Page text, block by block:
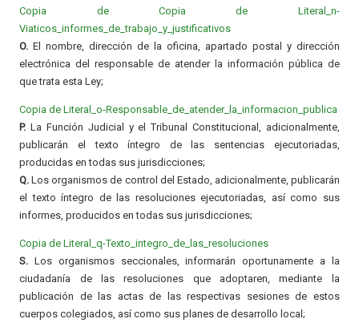
Copia de Copia de Literal_n-
Viaticos_informes_de_trabajo_y_justificativos
O. El nombre, dirección de la oficina, apartado postal y dirección
electrónica del responsable de atender la información pública de
que trata esta Ley;
Copia de Literal_o-Responsable_de_atender_la_informacion_publica
P. La Función Judicial y el Tribunal Constitucional, adicionalmente,
publicarán el texto íntegro de las sentencias ejecutoriadas,
producidas en todas sus jurisdicciones;
Q. Los organismos de control del Estado, adicionalmente, publicarán
el texto íntegro de las resoluciones ejecutoriadas, así como sus
informes, producidos en todas sus jurisdicciones;
Copia de Literal_q-Texto_integro_de_las_resoluciones
S. Los organismos seccionales, informarán oportunamente a la
ciudadanía de las resoluciones que adoptaren, mediante la
publicación de las actas de las respectivas sesiones de estos
cuerpos colegiados, así como sus planes de desarrollo local;